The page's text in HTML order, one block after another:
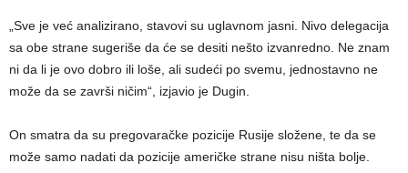
„Sve je već analizirano, stavovi su uglavnom jasni. Nivo delegacija
sa obe strane sugeriše da će se desiti nešto izvanredno. Ne znam
ni da li je ovo dobro ili loše, ali sudeći po svemu, jednostavno ne
može da se završi ničim“, izjavio je Dugin.
On smatra da su pregovaračke pozicije Rusije složene, te da se
može samo nadati da pozicije američke strane nisu ništa bolje.